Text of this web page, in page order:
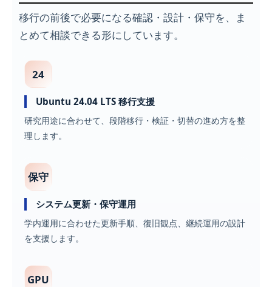
移行の前後で必要になる確認・設計・保守を、ま
とめて相談できる形にしています。
24
Ubuntu 24.04 LTS 移行支援
研究用途に合わせて、段階移行・検証・切替の進め方を整
理します。
保守
システム更新・保守運用
学内運用に合わせた更新手順、復旧観点、継続運用の設計
を支援します。
GPU